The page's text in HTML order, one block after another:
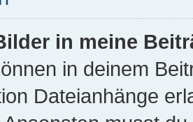
in meine
in deinem
Dateianhänge